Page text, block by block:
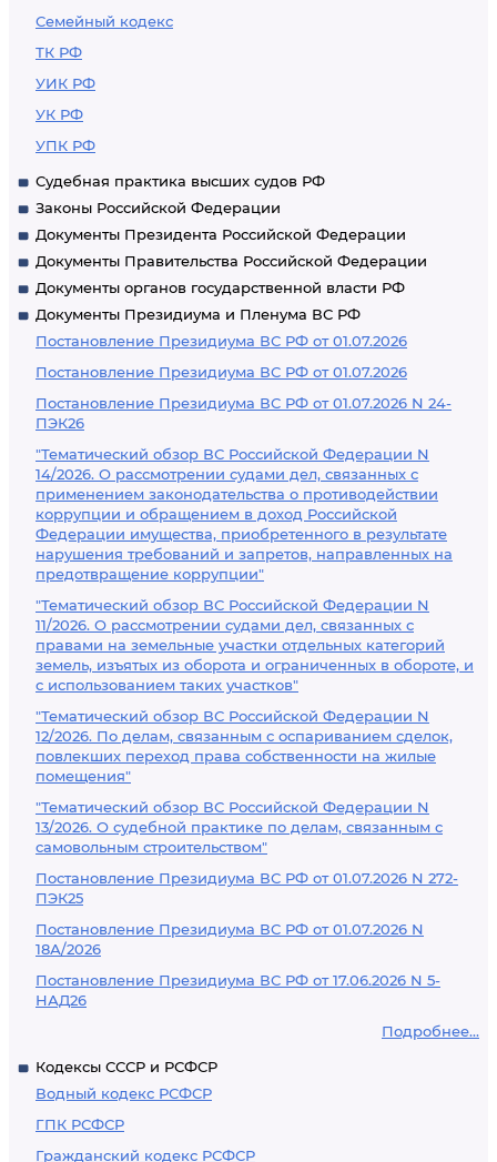
Семейный кодекс
ТК РФ
УИК РФ
УК РФ
УПК РФ
Судебная практика высших судов РФ
Законы Российской Федерации
Документы Президента Российской Федерации
Документы Правительства Российской Федерации
Документы органов государственной власти РФ
Документы Президиума и Пленума ВС РФ
Постановление Президиума ВС РФ от 01.07.2026
Постановление Президиума ВС РФ от 01.07.2026
Постановление Президиума ВС РФ от 01.07.2026 N 24-
ПЭК26
"Тематический обзор ВС Российской Федерации N
14/2026. О рассмотрении судами дел, связанных с
применением законодательства о противодействии
коррупции и обращением в доход Российской
Федерации имущества, приобретенного в результате
нарушения требований и запретов, направленных на
предотвращение коррупции"
"Тематический обзор ВС Российской Федерации N
11/2026. О рассмотрении судами дел, связанных с
правами на земельные участки отдельных категорий
земель, изъятых из оборота и ограниченных в обороте, и
с использованием таких участков"
"Тематический обзор ВС Российской Федерации N
12/2026. По делам, связанным с оспариванием сделок,
повлекших переход права собственности на жилые
помещения"
"Тематический обзор ВС Российской Федерации N
13/2026. О судебной практике по делам, связанным с
самовольным строительством"
Постановление Президиума ВС РФ от 01.07.2026 N 272-
ПЭК25
Постановление Президиума ВС РФ от 01.07.2026 N
18А/2026
Постановление Президиума ВС РФ от 17.06.2026 N 5-
НАД26
Подробнее...
Кодексы СССР и РСФСР
Водный кодекс РСФСР
ГПК РСФСР
Гражданский кодекс РСФСР